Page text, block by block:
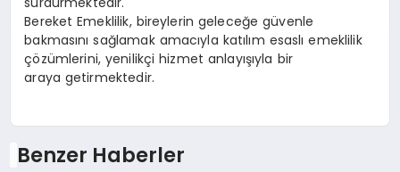
Bereket Emeklilik, bireylerin geleceğe güvenle
bakmasını sağlamak amacıyla katılım esaslı emeklilik
çözümlerini, yenilikçi hizmet anlayışıyla bir
araya getirmektedir.
Benzer Haberler